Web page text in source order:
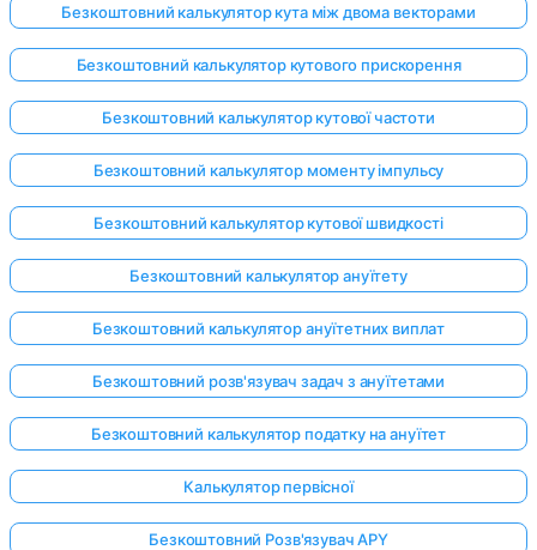
Безкоштовний калькулятор кута між двома векторами
Безкоштовний калькулятор кутового прискорення
Безкоштовний калькулятор кутової частоти
Безкоштовний калькулятор моменту імпульсу
Безкоштовний калькулятор кутової швидкості
Безкоштовний калькулятор ануїтету
Безкоштовний калькулятор ануїтетних виплат
Безкоштовний розв'язувач задач з ануїтетами
Безкоштовний калькулятор податку на ануїтет
Калькулятор первісної
Безкоштовний Розв'язувач APY